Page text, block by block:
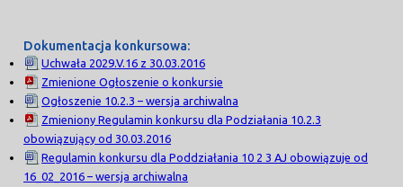
Dokumentacja konkursowa:
Uchwała 2029.V.16 z 30.03.2016
Zmienione Ogłoszenie o konkursie
Ogłoszenie 10.2.3 – wersja archiwalna
Zmieniony Regulamin konkursu dla Podziałania 10.2.3
obowiązujący od 30.03.2016
Regulamin konkursu dla Poddziałania 10 2 3 AJ obowiązuje od
16_02_2016 – wersja archiwalna